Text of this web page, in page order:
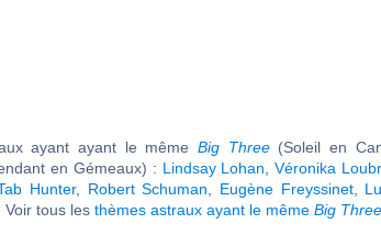
ayant ayant le même Big Three(Soleil en
en Gémeaux) : Lindsay Lohan ,Véronika
Hunter, Robert Schuman Eugène Freyssinet,
Voir tous les thèmes astraux ayant le même Big Three